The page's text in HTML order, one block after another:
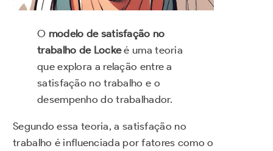
O modelo de satisfação no
trabalho de Lockeé uma teoria
que explora a relação entre a
satisfação no trabalho e o
desempenho do trabalhador.
Segundo essa teoria, a satisfação no
trabalho é influenciada por fatores como o